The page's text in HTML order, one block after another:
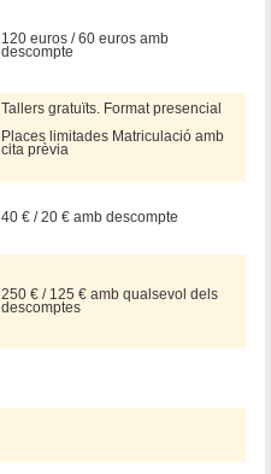
120 euros / 60 euros amb
descompte
Tallers gratuïts. Format presencial
Places limitades Matriculació amb
cita prèvia
40 € / 20 € amb descompte
250 € / 125 € amb qualsevol dels
descomptes